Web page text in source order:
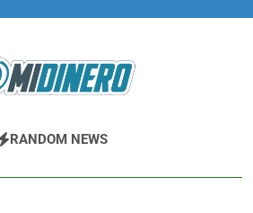
Criptomonedas
RANDOM NEWS